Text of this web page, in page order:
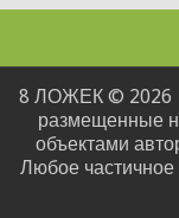
8 ЛОЖЕК © 2026 |
размещенные
объектами
Любое